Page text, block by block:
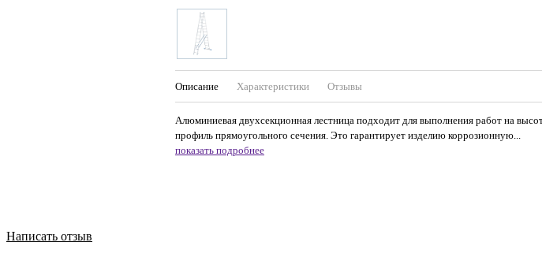
Описание Характеристики Отзывы
Алюминиевая двухсекционная лестница подходит для выполнения работ на
профиль прямоугольного сечения. Это гарантирует изделию коррозионную...
показать подробнее
Написать отзыв